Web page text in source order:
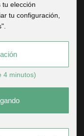
llevar
tus
hacerlas
tu elección
tu configuración,
4 minutos)